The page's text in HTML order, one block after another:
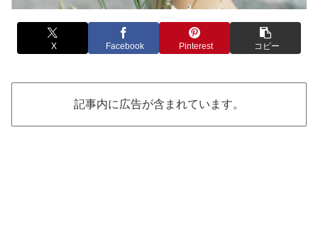
X Facebook Pinterest コピー
記事内に広告が含まれています。